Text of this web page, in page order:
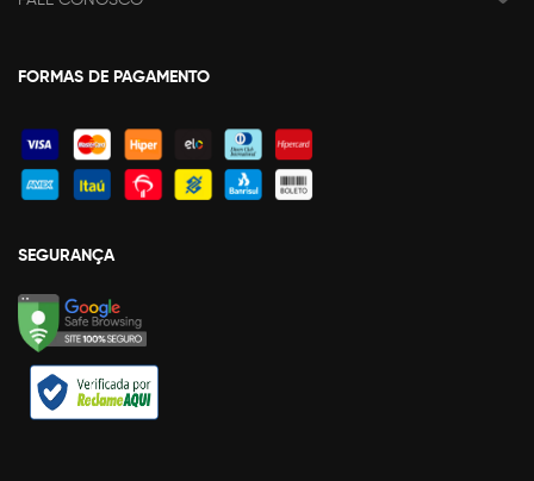
FORMAS DE PAGAMENTO
SEGURANÇA